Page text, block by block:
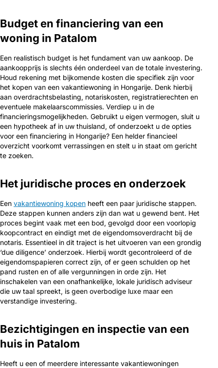
Budget en financiering van een
woning in Patalom
Een realistisch budget is het fundament van uw aankoop. De
aankoopprijs is slechts één onderdeel van de totale investering.
Houd rekening met bijkomende kosten die specifiek zijn voor
het kopen van een vakantiewoning in Hongarije. Denk hierbij
aan overdrachtsbelasting, notariskosten, registratierechten en
eventuele makelaarscommissies. Verdiep u in de
financieringsmogelijkheden. Gebruikt u eigen vermogen, sluit u
een hypotheek af in uw thuisland, of onderzoekt u de opties
voor een financiering in Hongarije? Een helder financieel
overzicht voorkomt verrassingen en stelt u in staat om gericht
te zoeken.
Het juridische proces en onderzoek
Een vakantiewoning kopen heeft een paar juridische stappen.
Deze stappen kunnen anders zijn dan wat u gewend bent. Het
proces begint vaak met een bod, gevolgd door een voorlopig
koopcontract en eindigt met de eigendomsoverdracht bij de
notaris. Essentieel in dit traject is het uitvoeren van een grondig
‘due diligence’ onderzoek. Hierbij wordt gecontroleerd of de
eigendomspapieren correct zijn, of er geen schulden op het
pand rusten en of alle vergunningen in orde zijn. Het
inschakelen van een onafhankelijke, lokale juridisch adviseur
die uw taal spreekt, is geen overbodige luxe maar een
verstandige investering.
Bezichtigingen en inspectie van een
huis in Patalom
Heeft u een of meerdere interessante vakantiewoningen